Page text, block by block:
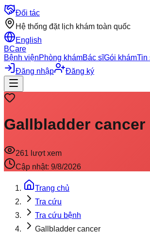
Đối tác
Hệ thống đặt lịch khám toàn quốc
English
BCare
Bệnh việnPhòng khámBác sĩGói khámTin
Đăng nhập
Đăng ký
Gallbladder cancer
261 lượt xem
Cập nhật: 9/8/2026
Trang chủ
Tra cứu
Tra cứu bệnh
Gallbladder cancer